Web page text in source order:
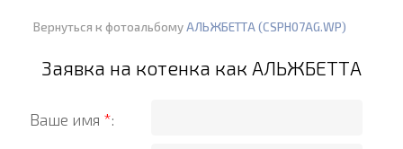
Вернуться к фотоальбомуАЛЬЖБЕТТА (CSPH07AG.WP)
Заявка на котенка как АЛЬЖБЕТТА
Ваше имя *: